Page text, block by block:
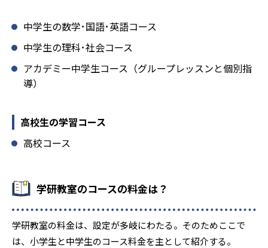
中学生の数学･国語･英語コース
中学生の理科･社会コース
アカデミー中学生コース（グループレッスンと個別指
導）
高校生の学習コース
高校コース
学研教室のコースの料金は？
学研教室の料金は、設定が多岐にわたる。そのためここで
は、小学生と中学生のコース料金を主として紹介する。